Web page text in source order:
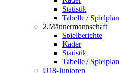
Statistik
Tabelle / Spielplan
2.Männermannschaft
Spielberichte
Kader
Statistik
Tabelle / Spielplan
U18-Junioren